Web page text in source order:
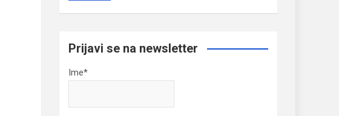
Prijavi se na newsletter
Ime*